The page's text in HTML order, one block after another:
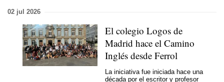
02 jul 2026
El colegio Logos de
Madrid hace el Camino
Inglés desde Ferrol
La iniciativa fue iniciada hace una
década por el escritor y profesor